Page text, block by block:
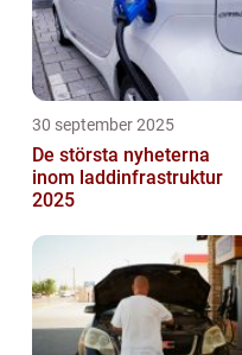
30 september 2025
De största nyheterna
inom laddinfrastruktur
2025